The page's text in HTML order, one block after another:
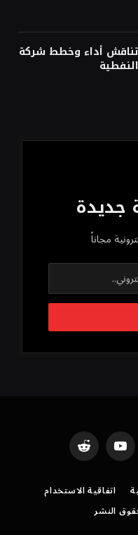
تناقش أداء وخطط شركة
جديدة
مجاناً
يوتيوب رديت
اتفاقية الاستخدام
النشر